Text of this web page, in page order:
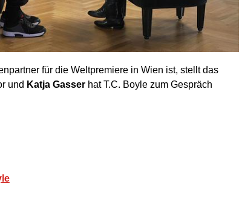
für die Weltpremiere in Wien ist, stellt das
und Katja Gasserhat T.C. Boyle zum Gespräch